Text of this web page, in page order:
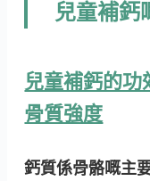
兒童補鈣
兒童補鈣的
骨質強度
鈣質係骨骼嘅主